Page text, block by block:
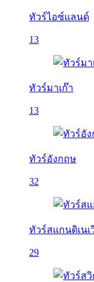
ทัวร์ไอซ์แลนด์
13
ทัวร์มาเก๊า
13
ทัวร์อังกฤษ
32
ทัวร์สแกนดิเนเ
29